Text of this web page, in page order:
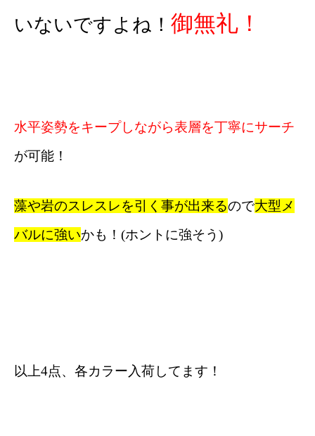
いないですよね！ 御無礼！
水平姿勢をキープしながら表層を丁寧にサーチ
が可能！
藻や岩のスレスレを引く事が出来るので大型メ
バルに強いかも！(ホントに強そう)
以上4点、各カラー入荷してます！